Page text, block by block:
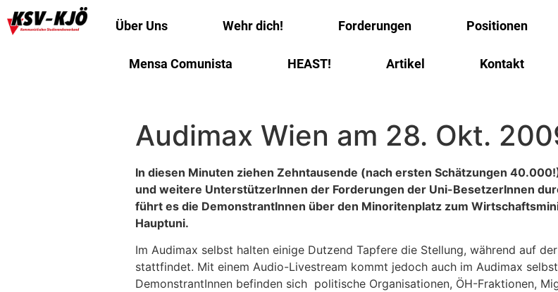
Über Uns Wehr dich! Forderungen Positionen
Mensa Comunista HEAST! Artikel Kontakt
Audimax Wien am 28. Okt.
In diesen Minuten ziehen Zehntausende (nach ersten Schätzungen
und weitere UnterstützerInnen der Forderungen der Uni-BesetzerInnen
führt es die DemonstrantInnen über den Minoritenplatz zum
Hauptuni.
Im Audimax selbst halten einige Dutzend Tapfere die Stellung, während auf
stattfindet. Mit einem Audio-Livestream kommt jedoch auch im Audimax
DemonstrantInnen befinden sich politische Organisationen, ÖH-Fraktionen,